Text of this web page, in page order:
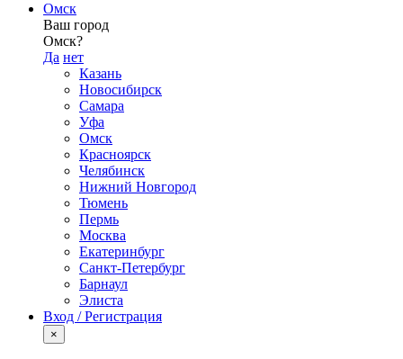
Омск
Ваш город
Омск?
Да нет
Казань
Новосибирск
Самара
Уфа
Омск
Красноярск
Челябинск
Нижний Новгород
Тюмень
Пермь
Москва
Екатеринбург
Санкт-Петербург
Барнаул
Элиста
Вход / Регистрация
×